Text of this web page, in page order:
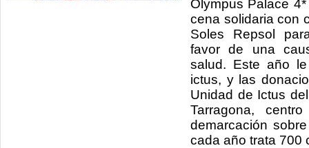
Olympus Palace
cena solidaria con
Soles Repsol
favor de una
salud. Este año
ictus, y las
Unidad de Ictus
Tarragona,
demarcación
cada año trata 700